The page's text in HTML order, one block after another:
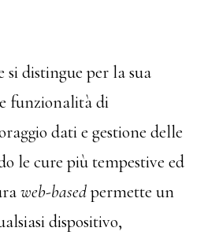
si distingue per la sua
funzionalità di
dati e gestione delle
le cure più tempestive ed
web-basedpermette un
dispositivo,